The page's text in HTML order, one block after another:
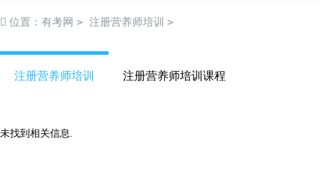
位置： 有考网 > 注册营养师培训 >
注册营养师培训 注册营养师培训课程
未找到相关信息.